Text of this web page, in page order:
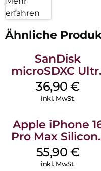
erfahren
Ähnliche
SanDisk
microSDXC
128 GB + Adapter
Mobile
36,90€
inkl. MwSt.
Apple iPhone
Pro Max
Case MagSafe
Stone Gray
55,90 €
inkl. MwSt.